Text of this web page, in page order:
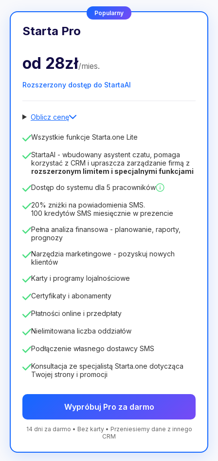
Popularny
Starta Pro
od 28zł/mies.
Rozszerzony dostęp do StartaAI
Oblicz cenę
Liczba pracowników
Czas trwania licencji
12 Months(zniżka -25%) Opłacalny
40zł28zł miesiąc
336zł za 12 Months
Wszystkie funkcje Starta.one Lite
StartaAI - wbudowany asystent czatu, pomaga
korzystać z CRM i upraszcza zarządzanie firmą z
rozszerzonym limitem i specjalnymi funkcjami
Dostęp do systemu dla 5 pracowników
20% zniżki na powiadomienia SMS.
100 kredytów SMS miesięcznie w prezencie
Pełna analiza finansowa - planowanie, raporty,
prognozy
Narzędzia marketingowe - pozyskuj nowych
klientów
Karty i programy lojalnościowe
Certyfikaty i abonamenty
Płatności online i przedpłaty
Nielimitowana liczba oddziałów
Podłączenie własnego dostawcy SMS
Konsultacja ze specjalistą Starta.one dotycząca
Twojej strony i promocji
Wypróbuj Pro za darmo
14 dni za darmo • Bez karty • Przeniesiemy dane z innego
CRM